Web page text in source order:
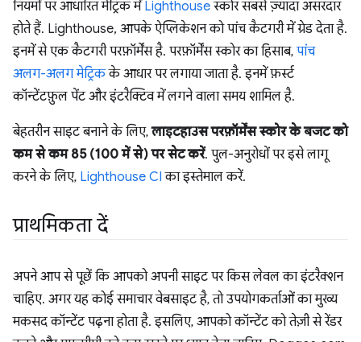
नियमों पर आधारित मेट्रिक में Lighthouse स्कोर सबसे ज़्यादा असरदार
होते हैं. Lighthouse, आपके ऐप्लिकेशन को पांच कैटगरी में ग्रेड देता है.
इनमें से एक कैटगरी परफ़ॉर्मेंस है. परफ़ॉर्मेंस स्कोर का हिसाब, पांच
अलग-अलग मेट्रिकके आधार पर लगाया जाता है. इनमें फ़र्स्ट
कॉन्टेंटफ़ुल पेंट और इंटरैक्टिव में लगने वाला समय शामिल है.
बेहतरीन साइट बनाने के लिए,लाइटहाउस परफ़ॉर्मेंस स्कोर के बजट को
कम से कम 85 (100 में से) पर सेट करें. पुल-अनुरोधों पर इसे लागू
करने के लिए, Lighthouse CI का इस्तेमाल करें.
प्राथमिकता दें
अपने आप से पूछें कि आपको अपनी साइट पर किस लेवल का इंटरैक्शन
चाहिए. अगर यह कोई समाचार वेबसाइट है, तो उपयोगकर्ताओं का मुख्य
मकसद कॉन्टेंट पढ़ना होता है. इसलिए, आपको कॉन्टेंट को तेज़ी से रेंडर